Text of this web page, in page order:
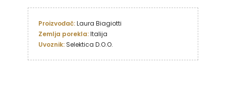
Proizvođač:
Zemlja porekla:
Uvoznik: Selektica D.O.O.